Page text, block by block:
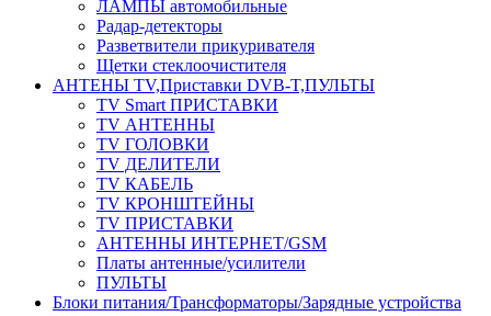
ЛАМПЫ автомобильные
Радар-детекторы
Разветвители прикуривателя
Щетки стеклоочистителя
АНТЕНЫ ТV,Приставки DVB-T,ПУЛЬТЫ
TV Smart ПРИСТАВКИ
TV АНТЕННЫ
TV ГОЛОВКИ
TV ДЕЛИТЕЛИ
TV КАБЕЛЬ
TV КРОНШТЕЙНЫ
TV ПРИСТАВКИ
АНТЕННЫ ИНТЕРНЕТ/GSM
Платы антенные/усилители
ПУЛЬТЫ
Блоки питания/Трансформаторы/Зарядные устройства